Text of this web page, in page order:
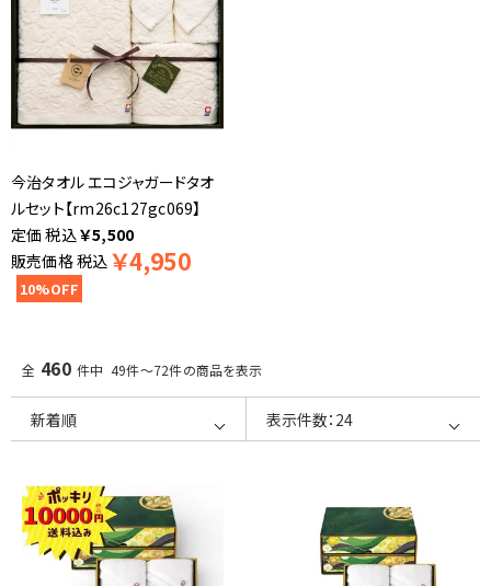
今治タオル エコジャガードタオ
ルセット【rm26c127gc069】
税込￥5,500
販売価格税込 ￥4,950
10%OFF
全 460 件中 49件～72件の商品を表示